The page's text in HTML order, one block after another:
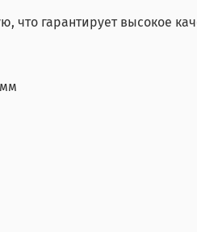
что гарантирует высокое